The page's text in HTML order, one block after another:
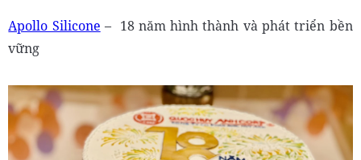
Truyền Thông Phát Triển
Apollo Silicone – 18 năm hình thành và phát triển bền
vững